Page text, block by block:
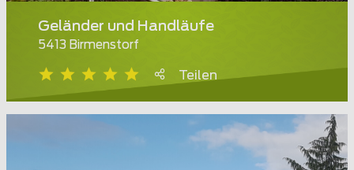
Geländer und Handläufe
5413 Birmenstorf
Teilen